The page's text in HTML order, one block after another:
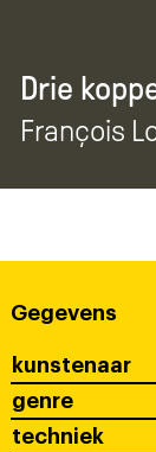
Drie
François
Gegevens
kunstenaar
genre
techniek